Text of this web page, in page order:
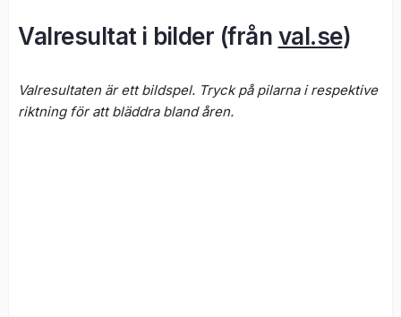
Valresultat i bilder (från val.se)
Valresultaten är ett bildspel. Tryck på pilarna i respektive
riktning för att bläddra bland åren.